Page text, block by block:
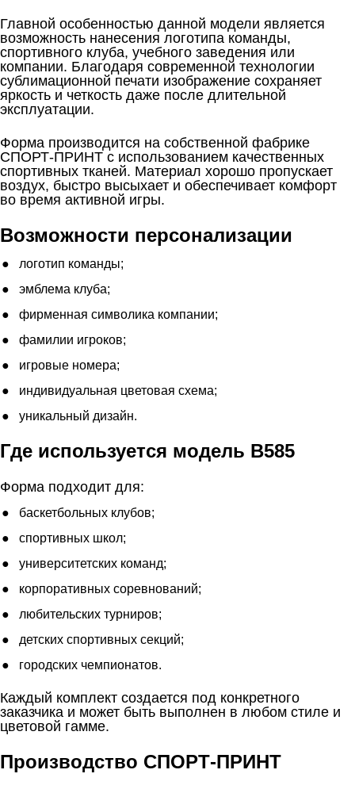
Главной особенностью данной модели является
возможность нанесения логотипа команды,
спортивного клуба, учебного заведения или
компании. Благодаря современной технологии
сублимационной печати изображение сохраняет
яркость и четкость даже после длительной
эксплуатации.
Форма производится на собственной фабрике
СПОРТ-ПРИНТ с использованием качественных
спортивных тканей. Материал хорошо пропускает
воздух, быстро высыхает и обеспечивает комфорт
во время активной игры.
Возможности персонализации
логотип команды;
эмблема клуба;
фирменная символика компании;
фамилии игроков;
игровые номера;
индивидуальная цветовая схема;
уникальный дизайн.
Где используется модель B585
Форма подходит для:
баскетбольных клубов;
спортивных школ;
университетских команд;
корпоративных соревнований;
любительских турниров;
детских спортивных секций;
городских чемпионатов.
Каждый комплект создается под конкретного
заказчика и может быть выполнен в любом стиле и
цветовой гамме.
Производство СПОРТ-ПРИНТ